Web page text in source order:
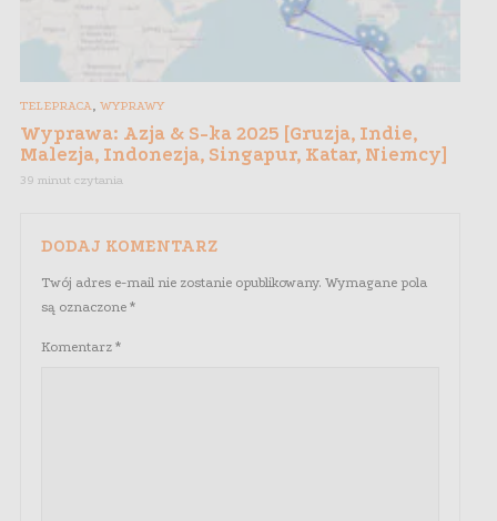
TELEPRACA, WYPRAWY
Wyprawa: Azja & S-ka 2025 [Gruzja, Indie,
Malezja, Indonezja, Singapur, Katar, Niemcy]
39 minut czytania
DODAJ KOMENTARZ
Twój adres e-mail nie zostanie opublikowany. Wymagane pola
są oznaczone *
Komentarz *